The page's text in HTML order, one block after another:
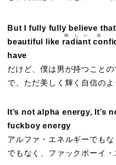
But I fully fully believe
beautiful like radiant
眩しい
have
だけど、僕は男が持つこと
で、ただ美しく輝く自信のよ
It’s not alpha energy, It’s
fuckboy energy
アルファ・エネルギーでも
でもなく、ファックボーイ・